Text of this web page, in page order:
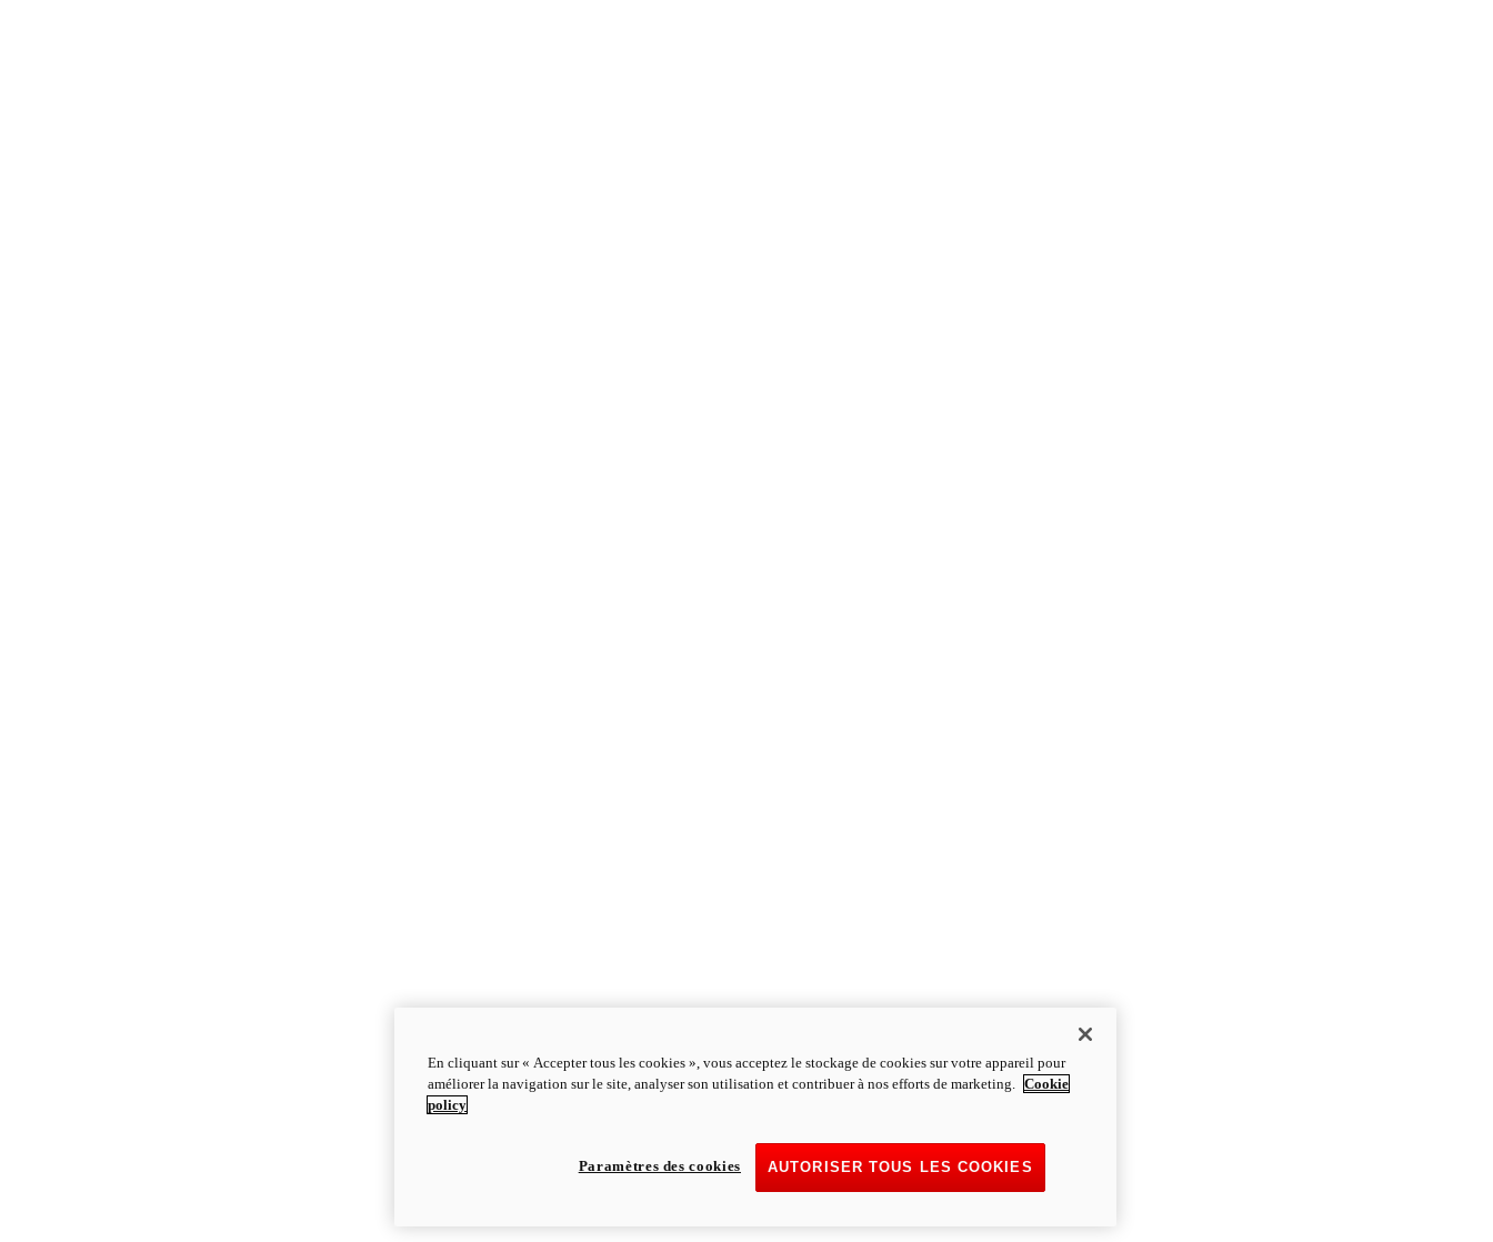
En cliquant sur « Accepter tous les cookies », vous acceptez le stockage de cookies sur votre appareil pour
améliorer la navigation sur le site, analyser son utilisation et contribuer à nos efforts de marketing. Cookie
policy
AUTORISER TOUS LES COOKIES
Paramètres des cookies